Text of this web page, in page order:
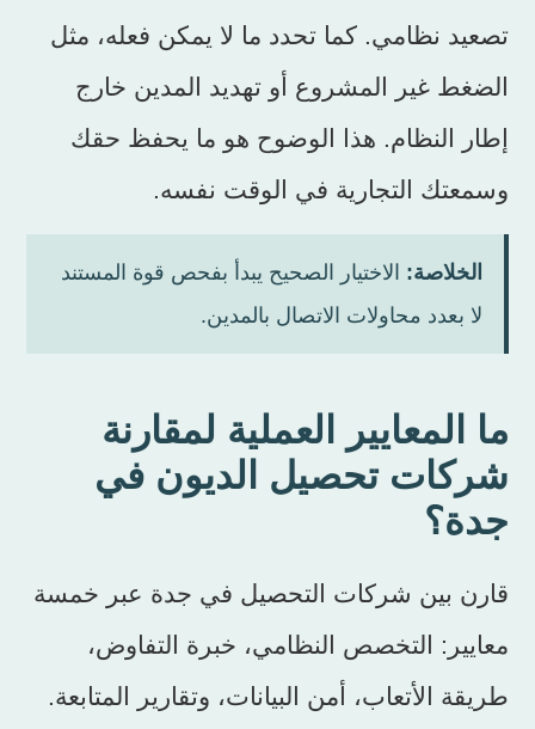
تصعيد نظامي. كما تحدد ما لا يمكن فعله، مثل
الضغط غير المشروع أو تهديد المدين خارج
إطار النظام. هذا الوضوح هو ما يحفظ حقك
وسمعتك التجارية في الوقت نفسه.
الخلاصة: الاختيار الصحيح يبدأ بفحص قوة المستند
لا بعدد محاولات الاتصال بالمدين.
ما المعايير العملية لمقارنة
شركات تحصيل الديون في
جدة؟
قارن بين شركات التحصيل في جدة عبر خمسة
معايير: التخصص النظامي، خبرة التفاوض،
طريقة الأتعاب، أمن البيانات، وتقارير المتابعة.